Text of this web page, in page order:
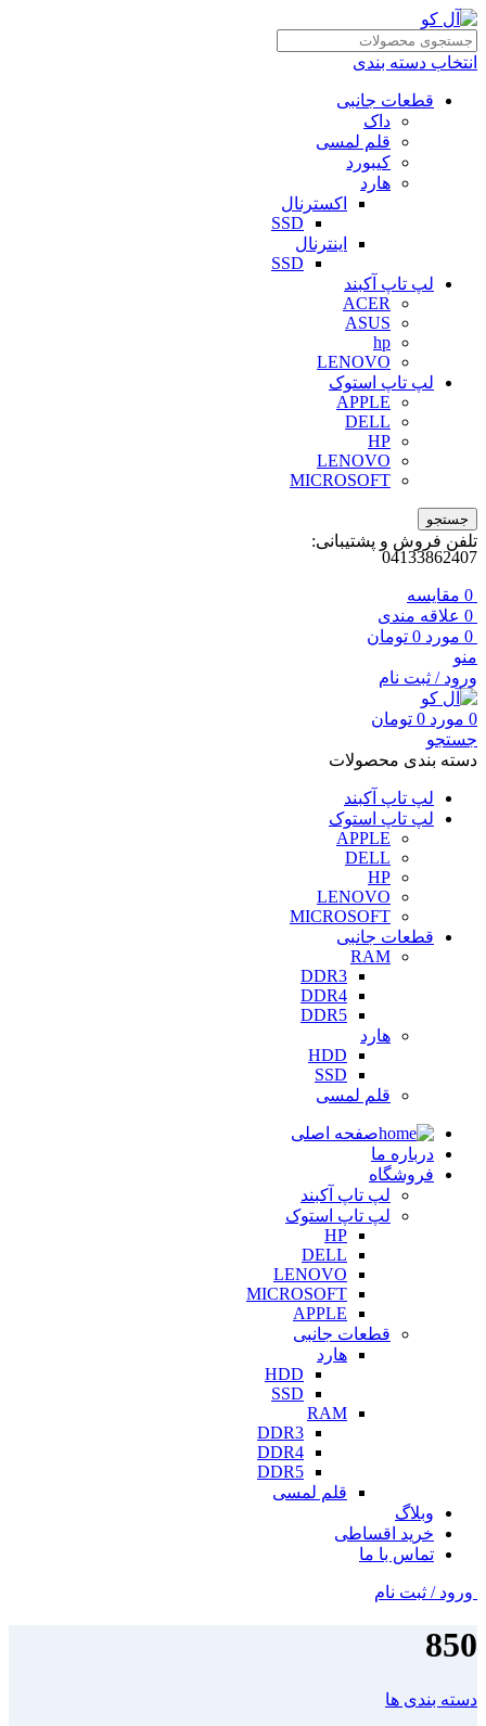
انتخاب دسته بندی
قطعات جانبی
داک
قلم لمسی
کیبورد
هارد
اکسترنال
SSD
اینترنال
SSD
لپ تاپ آکبند
ACER
ASUS
hp
LENOVO
لپ تاپ استوک
APPLE
DELL
HP
LENOVO
MICROSOFT
جستجو
تلفن فروش و پشتیبانی:
04133862407
0 مقايسه
0 علاقه مندی
0 مورد 0 تومان
منو
ورود / ثبت نام
0 مورد 0 تومان
جستجو
دسته بندی محصولات
لپ تاپ آکبند
لپ تاپ استوک
APPLE
DELL
HP
LENOVO
MICROSOFT
قطعات جانبی
RAM
DDR3
DDR4
DDR5
هارد
HDD
SSD
قلم لمسی
صفحه اصلی
درباره ما
فروشگاه
لپ تاپ آکبند
لپ تاپ استوک
HP
DELL
LENOVO
MICROSOFT
APPLE
قطعات جانبی
هارد
HDD
SSD
RAM
DDR3
DDR4
DDR5
قلم لمسی
وبلاگ
خرید اقساطی
تماس با ما
ورود / ثبت نام
850
دسته بندی ها